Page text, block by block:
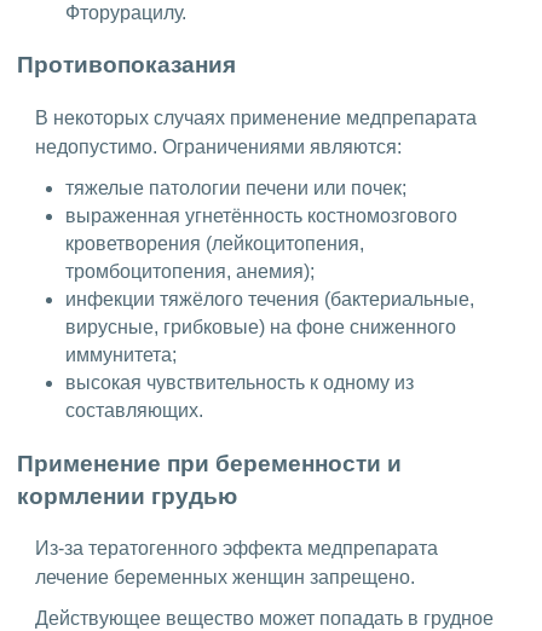
Фторурацилу.
Противопоказания
В некоторых случаях применение медпрепарата
недопустимо. Ограничениями являются:
тяжелые патологии печени или почек;
выраженная угнетённость костномозгового
кроветворения (лейкоцитопения,
тромбоцитопения, анемия);
инфекции тяжёлого течения (бактериальные,
вирусные, грибковые) на фоне сниженного
иммунитета;
высокая чувствительность к одному из
составляющих.
Применение при беременности и
кормлении грудью
Из-за тератогенного эффекта медпрепарата
лечение беременных женщин запрещено.
Действующее вещество может попадать в грудное